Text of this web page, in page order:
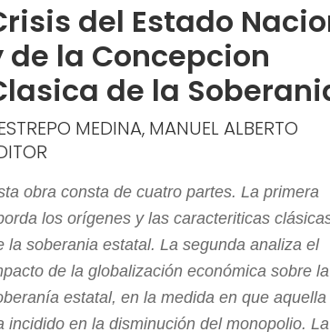
del Estado
de la Concepcion
de la
MEDINA, MANUEL ALBERTO
obra consta de cuatro partes. La primera
los orígenes y las caracteriticas
la soberania estatal. La segunda analiza el
de la globalización económica sobre la
estatal, en la medida en que aquella
incidido en la disminución del monopolio. La